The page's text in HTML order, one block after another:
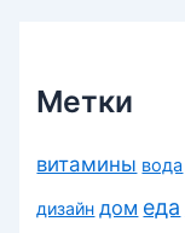
Метки
витамины вода
дизайн дом еда